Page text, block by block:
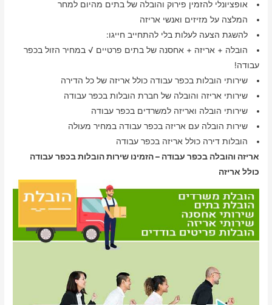
אופציונלי להזמין פירוק והובלה של בתים מהיום למחר
המלצה על מזיזים ואנשי אריזה
להשגת הצעה לעלות בלי להתחייב חייגו:
הובלה + אריזה + אחסנה של בתים פרטיים √ במחיר הזול בכפר
עבודה!
שירותי הובלות בכפר עבודה כולל אריזה של כל הדירה
שירותי אריזה והובלה של חברת הובלות בכפר עבודה
שירותי הובלה ואריזה למשרדים בכפר עבודה
שירות הובלה עם אריזה בכפר עבודה במחיר מעולה
הובלות דירה כולל אריזה בכפר עבודה
אריזה והובלה בכפר עבודה – הזמינו שירות הובלות בכפר עבודה
כולל אריזה